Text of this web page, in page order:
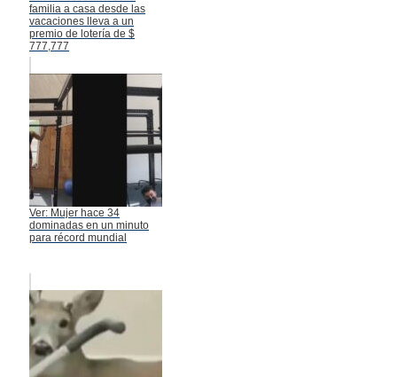
familia a casa desde las
vacaciones lleva a un
premio de lotería de $
777,777
Ver: Mujer hace 34
dominadas en un minuto
para récord mundial